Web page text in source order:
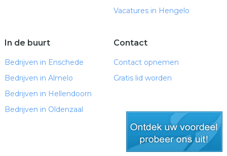
Vacatures in Hengelo
In de buurt
Bedrijven in Enschede
Bedrijven in Almelo
Bedrijven in Hellendoorn
Bedrijven in Oldenzaal
Contact
Contact opnemen
Gratis lid worden